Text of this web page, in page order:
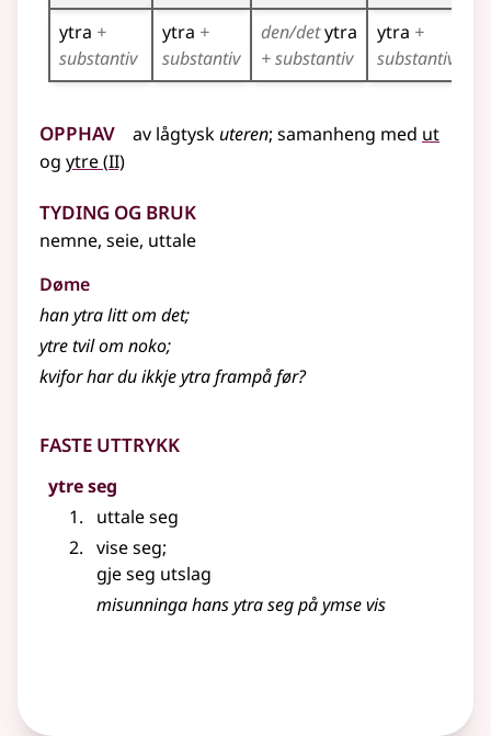
ytra +
substantiv
ytra +
substantiv
den/detytra
+ substantiv
ytra +
substantiv
Opphav av lågtysk uteren; samanheng med ut
og ytre(2
II)
Tyding og bruk
nemne, seie, uttale
Døme
han ytra litt om det;
ytre tvil om noko;
kvifor har du ikkje ytra frampå før?
Faste uttrykk
ytre seg
uttale seg
vise seg;
gje seg utslag
misunninga hans ytra seg på ymse vis